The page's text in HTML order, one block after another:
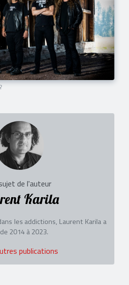
de l'auteur
Karila
les addictions, Laurent Karila a
2014 à 2023.
publications